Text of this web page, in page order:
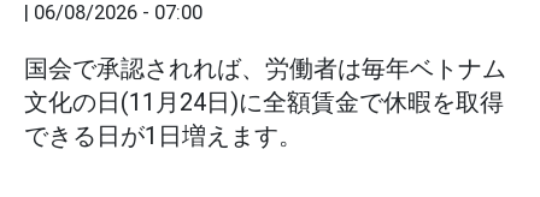
| 06/08/2026 - 07:00
国会で承認されれば、労働者は毎年ベトナム
文化の日(11月24日)に全額賃金で休暇を取得
できる日が1日増えます。